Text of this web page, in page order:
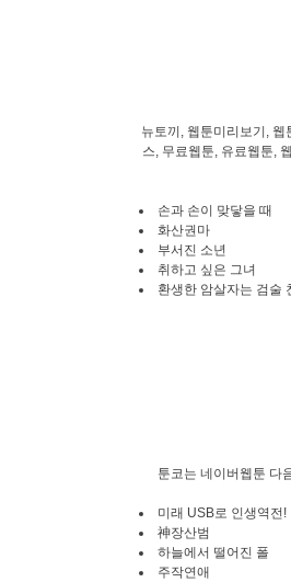
뉴토끼, 웹툰미리보기,
스, 무료웹툰, 유료웹툰,
손과 손이 맞닿을 때
화산권마
부서진 소년
취하고 싶은 그녀
환생한 암살자는 검술
툰코는 네이버웹툰 다
미래 USB로 인생역전!
神장산범
하늘에서 떨어진 폴
주작연애